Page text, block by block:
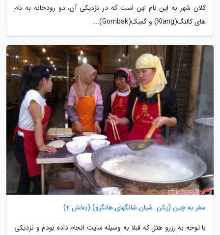
کلان شهر به این نام این است که در نزدیکی آن، دو رودخانه به نام
های کالنگ(Klang) و گمبک(Gombak)...
سفر به چین (پکن .شیان.شانگهای.هانگزو) (بخش 2)
با توجه به رزرو هتل که قبلا به وسیله سایت انجام داده بودم و نزدیکی